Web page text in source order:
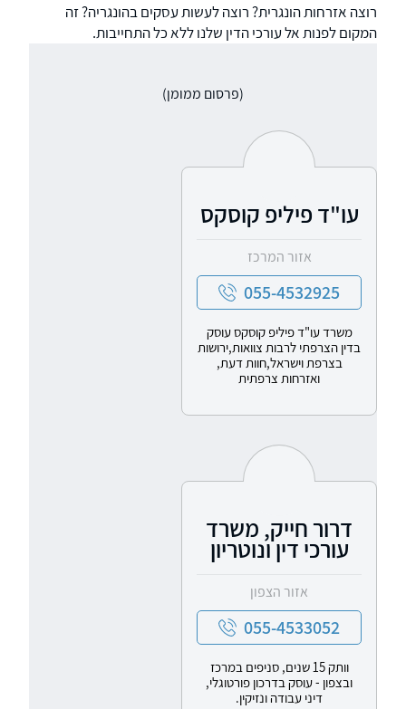
רוצה אזרחות הונגרית? רוצה לעשות עסקים בהונגריה? זה
המקום לפנות אל עורכי הדין שלנו ללא כל התחייבות.
(פרסום ממומן)
עו"ד פיליפ קוסקס
אזור המרכז
055-4532925
משרד עו"ד פיליפ קוסקס עוסק
בדין הצרפתי לרבות צוואות,ירושות
בצרפת וישראל,חוות דעת,
ואזרחות צרפתית
דרור חייק, משרד
עורכי דין ונוטריון
אזור הצפון
055-4533052
וותק 15 שנים, סניפים במרכז
ובצפון - עוסק בדרכון פורטוגלי,
דיני עבודה ונזיקין.